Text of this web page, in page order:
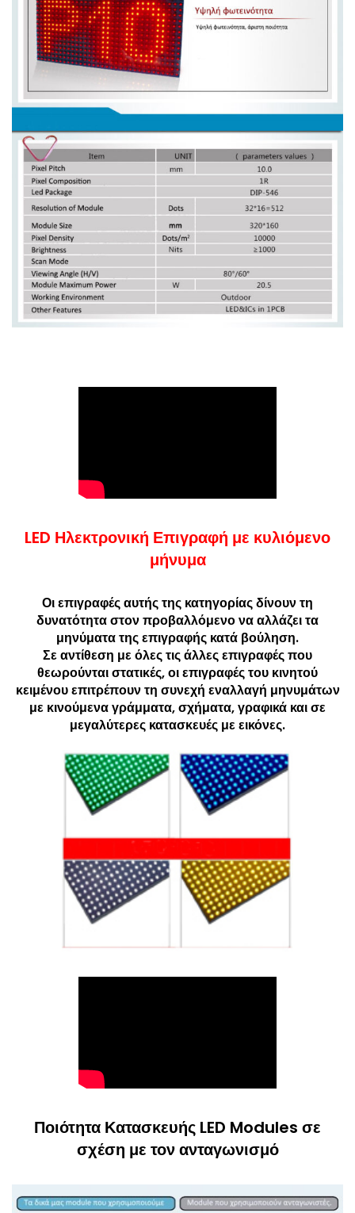
LED Ηλεκτρονική Επιγραφή με κυλιόμενο
μήνυμα
Οι επιγραφές αυτής της κατηγορίας δίνουν τη
δυνατότητα στον προβαλλόμενο να αλλάζει τα
μηνύματα της επιγραφής κατά βούληση.
Σε αντίθεση με όλες τις άλλες επιγραφές που
θεωρούνται στατικές, οι επιγραφές του κινητού
κειμένου επιτρέπουν τη συνεχή εναλλαγή μηνυμάτων
με κινούμενα γράμματα, σχήματα, γραφικά και σε
μεγαλύτερες κατασκευές με εικόνες.
Ποιότητα Κατασκευής LED Modules σε
σχέση με τον ανταγωνισμό